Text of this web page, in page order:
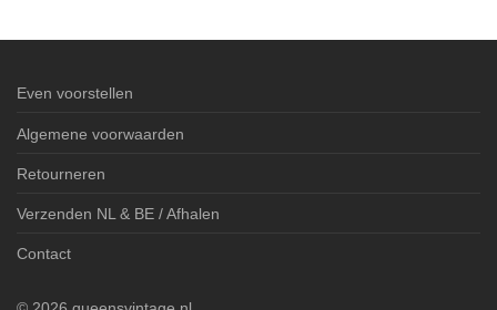
Even voorstellen
Algemene voorwaarden
Retourneren
Verzenden NL & BE / Afhalen
Contact